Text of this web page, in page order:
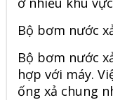
Bộ bơm nước
Bộ bơm nước
hợp với máy.
ống xả chung